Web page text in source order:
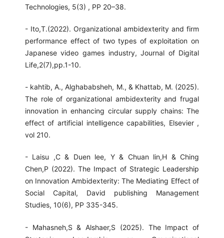
Technologies, 5(3) , PP 20–38.
- Ito,T.(2022). Organizational ambidexterity and firm
performance effect of two types of exploitation on
Japanese video games industry, Journal of Digital
Life,2(7),pp.1-10.
- kahtib, A., Alghababsheh, M., & Khattab, M. (2025).
The role of organizational ambidexterity and frugal
innovation in enhancing circular supply chains: The
effect of artificial intelligence capabilities, Elsevier ,
vol 210.
- Laisu ,C & Duen lee, Y & Chuan lin,H & Ching
Chen,P (2022). The Impact of Strategic Leadership
on Innovation Ambidexterity: The Mediating Effect of
Social Capital, David publishing Management
Studies, 10(6), PP 335-345.
- Mahasneh,S & Alshaer,S (2025). The Impact of